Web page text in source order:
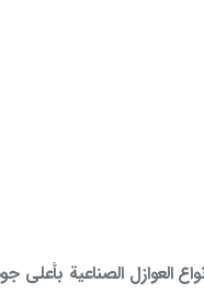
العوازل الصناعية بأعلى